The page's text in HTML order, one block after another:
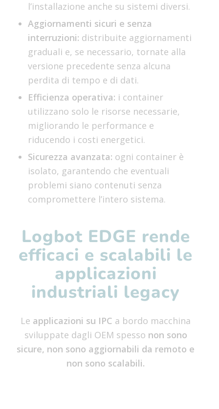
l’installazione anche su sistemi diversi.
Aggiornamenti sicuri e senza
interruzioni: distribuite aggiornamenti
graduali e, se necessario, tornate alla
versione precedente senza alcuna
perdita di tempo e di dati.
Efficienza operativa: i container
utilizzano solo le risorse necessarie,
migliorando le performance e
riducendo i costi energetici.
Sicurezza avanzata: ogni container è
isolato, garantendo che eventuali
problemi siano contenuti senza
compromettere l’intero sistema.
Logbot EDGE rende
efficaci e scalabili le
applicazioni
industriali legacy
Le applicazioni su IPC a bordo macchina
sviluppate dagli OEM spesso non sono
sicure, non sono aggiornabili da remoto e
non sono scalabili.